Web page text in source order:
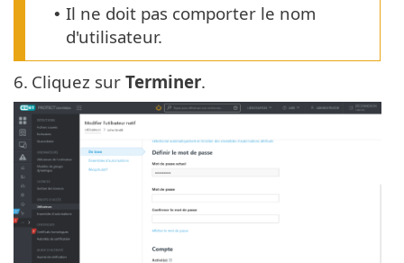
• Il ne doit pas comporter le nom
d'utilisateur.
6. Cliquez sur Terminer.